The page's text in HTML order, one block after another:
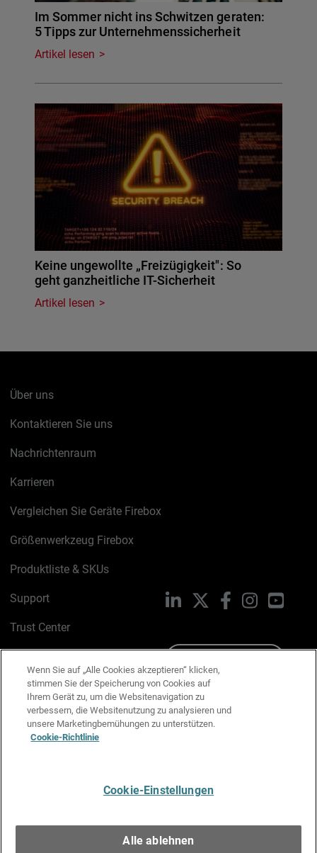
Im Sommer nicht ins Schwitzen geraten:
5 Tipps zur Unternehmenssicherheit
Artikel lesen
Keine ungewollte „Freizügigkeit": So
geht ganzheitliche IT-Sicherheit
Artikel lesen
Über uns
Kontaktieren Sie uns
Nachrichtenraum
Karrieren
Vergleichen Sie Geräte Firebox
Größenwerkzeug Firebox
Produktliste & SKUs
Support
Trust Center
Cookie-Richtlinie
Datenschutzrichtlinie
Media & Brand Kit
LinkedIn FacebookInstagram
Wenn Sie auf „Alle Cookies akzeptieren“ klicken,
stimmen Sie der Speicherung von Cookies auf
Ihrem Gerät zu, um die Websitenavigation zu
verbessern, die Websitenutzung zu analysieren und
unsere Marketingbemühungen zu unterstützen.
Cookie-Richtlinie
Cookie-Einstellungen
Alle ablehnen